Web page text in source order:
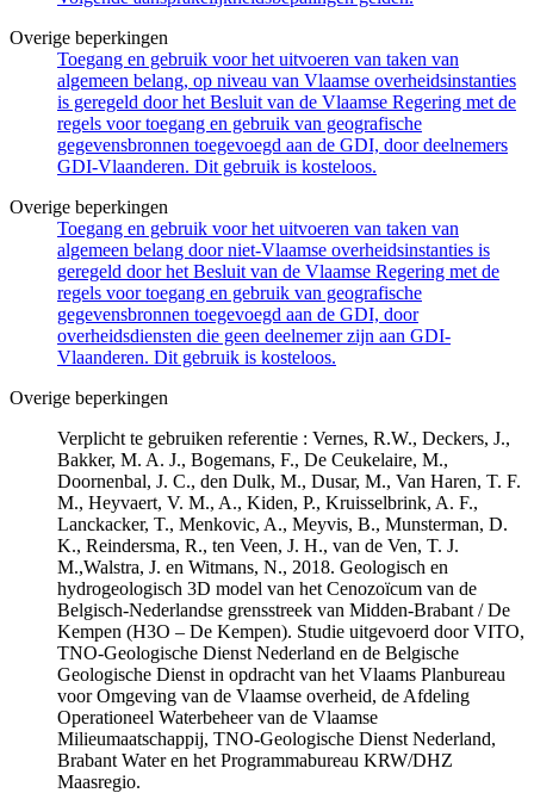
Overige beperkingen
Toegang en gebruik voor het uitvoeren van taken van
algemeen belang, op niveau van Vlaamse overheidsinstanties
is geregeld door het Besluit van de Vlaamse Regering met de
regels voor toegang en gebruik van geografische
gegevensbronnen toegevoegd aan de GDI, door deelnemers
GDI-Vlaanderen. Dit gebruik is kosteloos.
Overige beperkingen
Toegang en gebruik voor het uitvoeren van taken van
algemeen belang door niet-Vlaamse overheidsinstanties is
geregeld door het Besluit van de Vlaamse Regering met de
regels voor toegang en gebruik van geografische
gegevensbronnen toegevoegd aan de GDI, door
overheidsdiensten die geen deelnemer zijn aan GDI-
Vlaanderen. Dit gebruik is kosteloos.
Overige beperkingen
Verplicht te gebruiken referentie : Vernes, R.W., Deckers, J.,
Bakker, M. A. J., Bogemans, F., De Ceukelaire, M.,
Doornenbal, J. C., den Dulk, M., Dusar, M., Van Haren, T. F.
M., Heyvaert, V. M., A., Kiden, P., Kruisselbrink, A. F.,
Lanckacker, T., Menkovic, A., Meyvis, B., Munsterman, D.
K., Reindersma, R., ten Veen, J. H., van de Ven, T. J.
M.,Walstra, J. en Witmans, N., 2018. Geologisch en
hydrogeologisch 3D model van het Cenozoïcum van de
Belgisch-Nederlandse grensstreek van Midden-Brabant / De
Kempen (H3O – De Kempen). Studie uitgevoerd door VITO,
TNO-Geologische Dienst Nederland en de Belgische
Geologische Dienst in opdracht van het Vlaams Planbureau
voor Omgeving van de Vlaamse overheid, de Afdeling
Operationeel Waterbeheer van de Vlaamse
Milieumaatschappij, TNO-Geologische Dienst Nederland,
Brabant Water en het Programmabureau KRW/DHZ
Maasregio.